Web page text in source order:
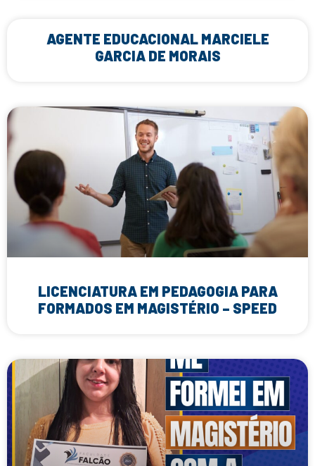
AGENTE EDUCACIONAL MARCIELE
GARCIA DE MORAIS
LICENCIATURA EM PEDAGOGIA PARA
FORMADOS EM MAGISTÉRIO – SPEED